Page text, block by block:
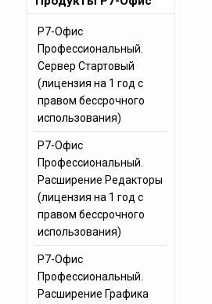
Р7-Офис
Профессиональный.
Сервер Стартовый
(лицензия на 1 год с
правом бессрочного
использования)
Р7-Офис
Профессиональный.
Расширение Редакторы
(лицензия на 1 год с
правом бессрочного
использования)
Р7-Офис
Профессиональный.
Расширение Графика